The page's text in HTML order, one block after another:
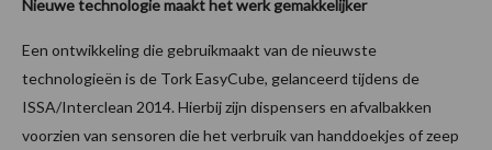
Nieuwe technologie maakt het werk gemakkelijker
Een ontwikkeling die gebruikmaakt van de nieuwste
technologieën is de Tork EasyCube, gelanceerd tijdens de
ISSA/Interclean 2014. Hierbij zijn dispensers en afvalbakken
voorzien van sensoren die het verbruik van handdoekjes of zeep